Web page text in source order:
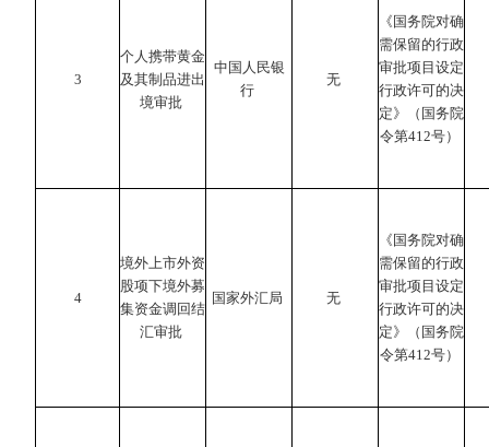
3
个人携带黄金
及其制品进出
境审批
中国人民银
行
无
《国务院对确
需保留的行政
审批项目设定
行政许可的决
定》（国务院
令第412号）
4
境外上市外资
股项下境外募
集资金调回结
汇审批
国家外汇局 无
《国务院对确
需保留的行政
审批项目设定
行政许可的决
定》（国务院
令第412号）